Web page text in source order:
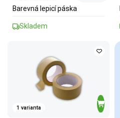
Barevná lepicí páska
Skladem
1 varianta